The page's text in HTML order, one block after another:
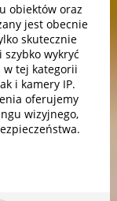
obiektów oraz
jest obecnie
skutecznie
szybko wykryć
w tej kategorii
i kamery IP.
oferujemy
wizyjnego,